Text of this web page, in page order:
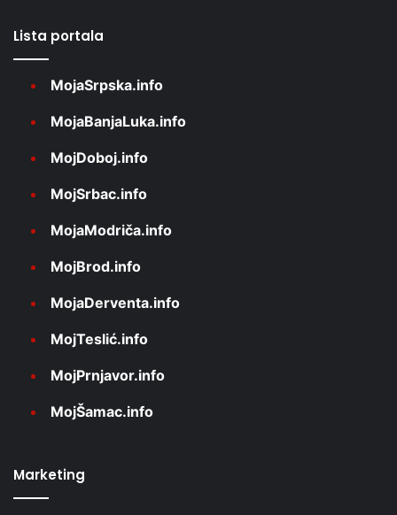
Lista portala
MojaSrpska.info
MojaBanjaLuka.info
MojDoboj.info
MojSrbac.info
MojaModriča.info
MojBrod.info
MojaDerventa.info
MojTeslić.info
MojPrnjavor.info
MojŠamac.info
Marketing